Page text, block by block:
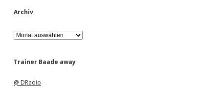
Archiv
A
r
h
Trainer Baade away
@ DRadio